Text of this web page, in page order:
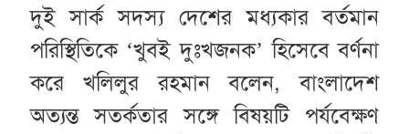
দুই সার্ক সদস্য দেশের মধ্যকার বর্তমান
পরিস্থিতিকে ‘খুবই দুঃখজনক’ হিসেবে বর্ণনা
করে খলিলুর রহমান বলেন, বাংলাদেশ
অত্যন্ত সতর্কতার সঙ্গে বিষয়টি পর্যবেক্ষণ